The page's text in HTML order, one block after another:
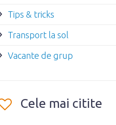
Tips & tricks
Transport la sol
Vacante de grup
Cele mai citite